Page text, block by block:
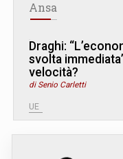
Ansa
Draghi:
svolta
velocità?
di Senio Carletti
UE